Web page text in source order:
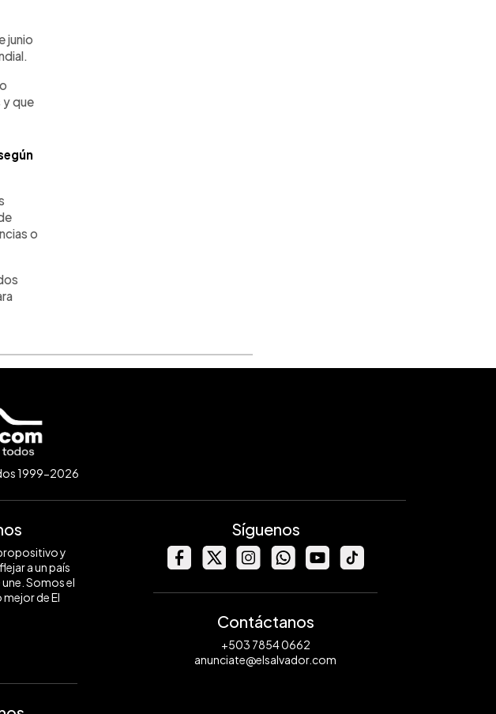
junio
y que
o
1999-2026
y
a un país
une. Somos el
de El
Síguenos
Contáctanos
+503 7854 0662
anunciate@elsalvador.com